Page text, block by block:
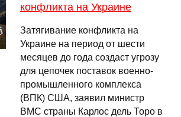
конфликта на Украине
Затягивание конфликта на
Украине на период от шести
месяцев до года создаст угрозу
для цепочек поставок военно-
промышленного комплекса
(ВПК) США, заявил министр
ВМС страны Карлос дель Торо в